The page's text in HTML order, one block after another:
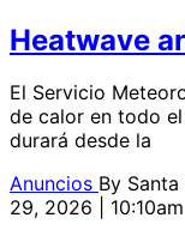
Heatwave
El Servicio
de calor en todo
durará desde la
Anuncios By
29, 2026 | 10:10am